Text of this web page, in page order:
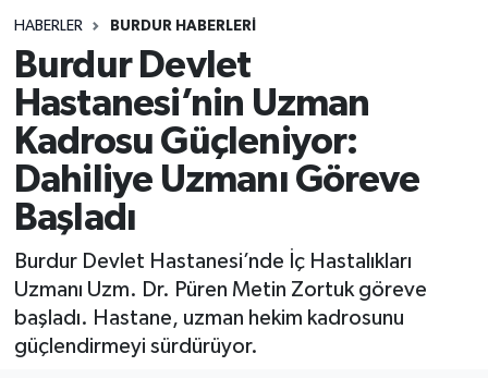
HABERLER BURDUR HABERLERİ
Burdur Devlet
Hastanesi’nin Uzman
Kadrosu Güçleniyor:
Dahiliye Uzmanı Göreve
Başladı
Burdur Devlet Hastanesi’nde İç Hastalıkları
Uzmanı Uzm. Dr. Püren Metin Zortuk göreve
başladı. Hastane, uzman hekim kadrosunu
güçlendirmeyi sürdürüyor.
Spor
Tebrik
Türkiye